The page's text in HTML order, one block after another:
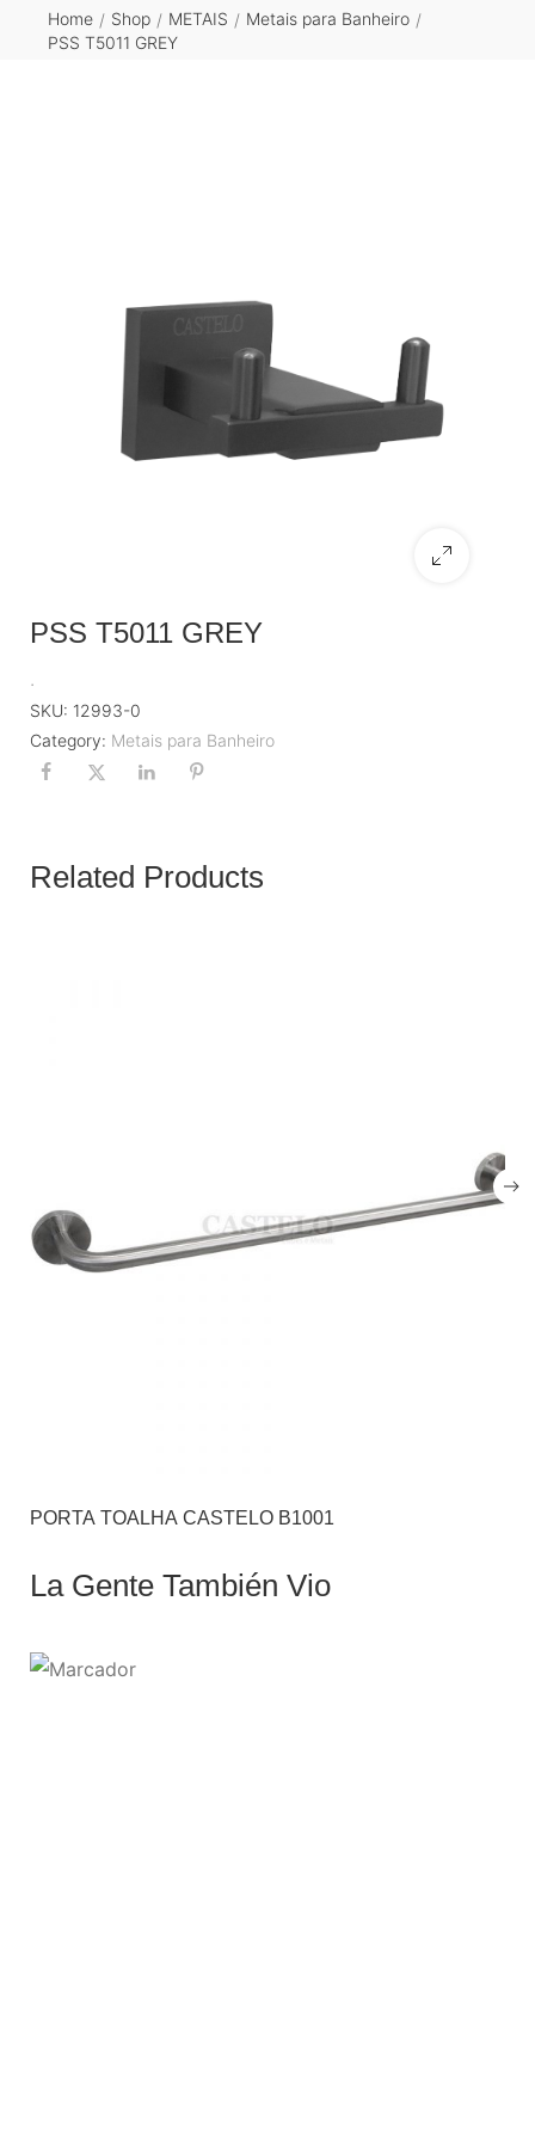
Home / Shop / METAIS / Metais para Banheiro /
PSS T5011 GREY
PSS T5011 GREY
.
SKU: 12993-0
Category: Metais para Banheiro
Related Products
PORTA TOALHA CASTELO B1001
La Gente También Vio